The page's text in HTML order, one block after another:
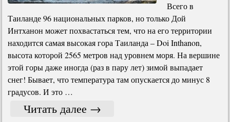
Всего в
Таиланде 96 национальных парков, но только Дой
Интханон может похвастаться тем, что на его территории
находится самая высокая гора Таиланда – Doi Inthanon,
высота которой 2565 метров над уровнем моря. На вершине
этой горы даже иногда (раз в пару лет) зимой выпадает
снег! Бывает, что температура там опускается до минус 8
градусов. И это …
Читать далее →